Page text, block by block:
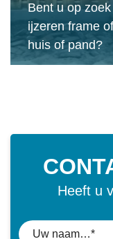
Bent u op
ijzeren frame
huis of pand?
Heeft u